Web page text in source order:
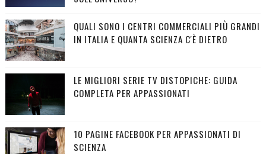
QUALI SONO I CENTRI COMMERCIALI PIÙ GRANDI
IN ITALIA E QUANTA SCIENZA C'È DIETRO
LE MIGLIORI SERIE TV DISTOPICHE: GUIDA
COMPLETA PER APPASSIONATI
10 PAGINE FACEBOOK PER APPASSIONATI DI
SCIENZA